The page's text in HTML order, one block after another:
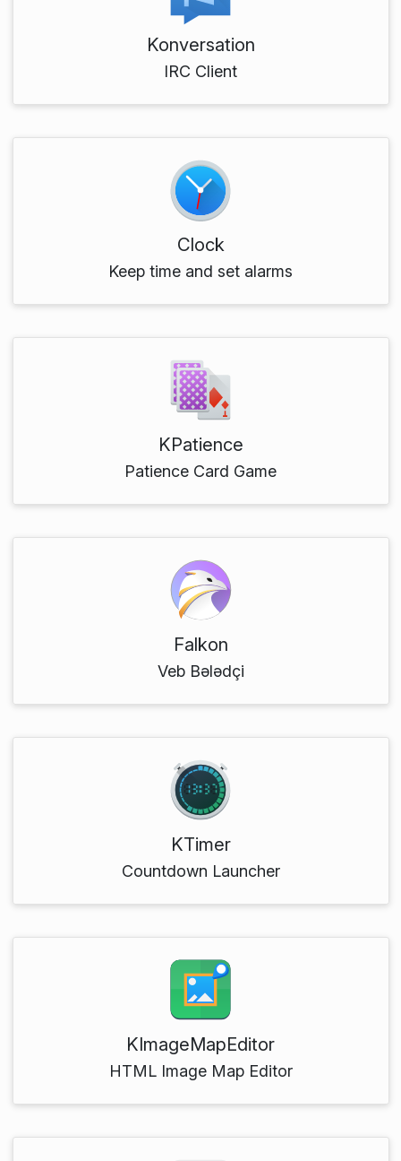
Konversation
IRC Client
Clock
Keep time and set alarms
KPatience
Patience Card Game
Falkon
Veb Bələdçi
KTimer
Countdown Launcher
KImageMapEditor
HTML Image Map Editor